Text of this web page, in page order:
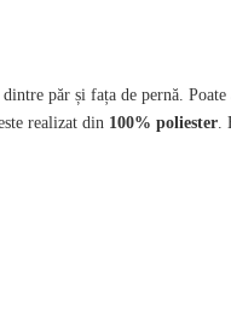
dintre păr și fața de pernă.
realizat din 100% poliester.